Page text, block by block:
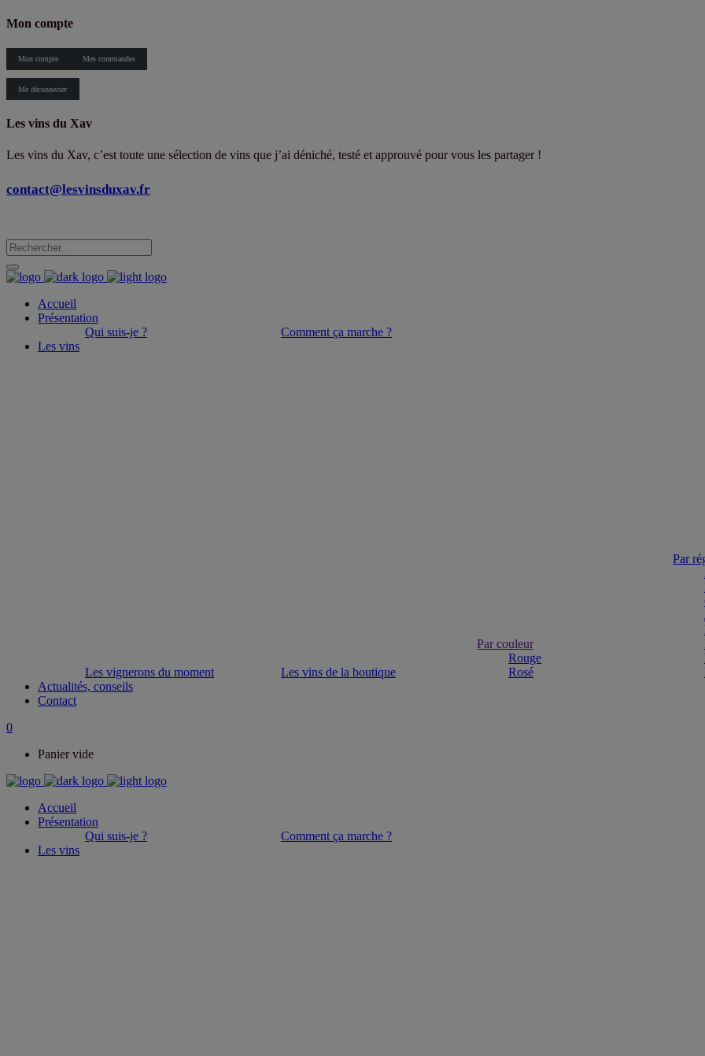
Mon compte
Mon compte Mes commandes
Me déconnecter
Les vins du Xav
Les vins du Xav, c’est toute une sélection de vins que j’ai déniché, testé et approuvé pour vous les partager !
contact@lesvinsduxav.fr
Accueil
Présentation
Qui suis-je ?
Comment ça marche ?
Les vins
Les vignerons du moment Les vins de la boutique
Par couleur
Rouge
Rosé
Par
Actualités, conseils
Contact
0
Panier vide
Accueil
Présentation
Qui suis-je ?
Comment ça marche ?
Les vins